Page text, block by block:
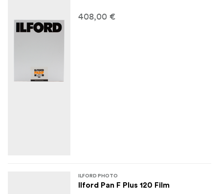
408,00 €
ILFORD PHOTO
Ilford Pan F Plus 120 Film